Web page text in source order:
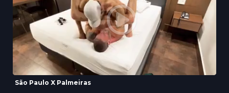
São Paulo X Palmeiras